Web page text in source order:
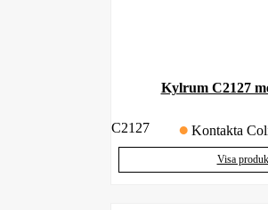
Kylrum C2127
C2127 Kontakta
Visa